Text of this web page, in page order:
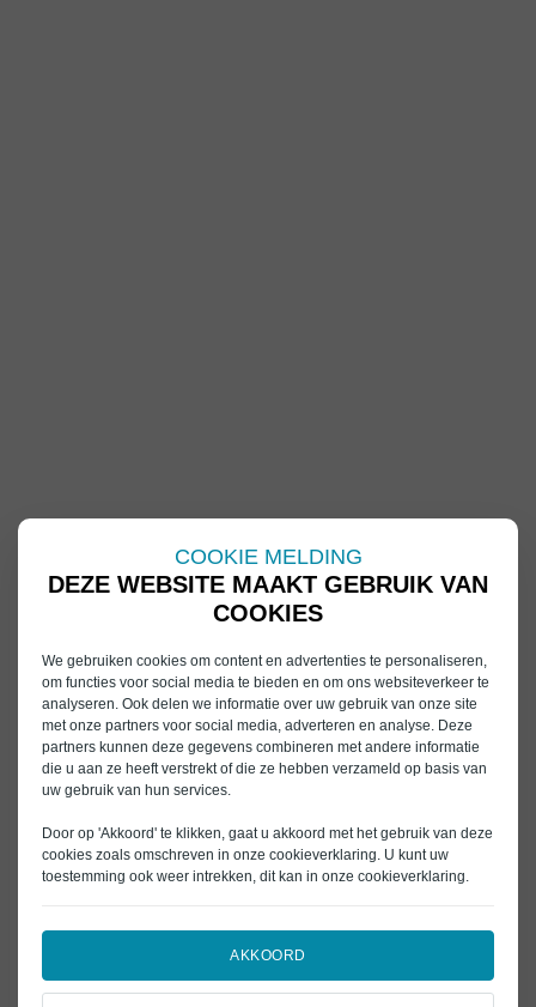
COOKIE MELDING
DEZE WEBSITE MAAKT GEBRUIK VAN
COOKIES
We gebruiken cookies om content en advertenties te personaliseren,
om functies voor social media te bieden en om ons websiteverkeer te
analyseren. Ook delen we informatie over uw gebruik van onze site
met onze partners voor social media, adverteren en analyse. Deze
partners kunnen deze gegevens combineren met andere informatie
die u aan ze heeft verstrekt of die ze hebben verzameld op basis van
uw gebruik van hun services.
Door op 'Akkoord' te klikken, gaat u akkoord met het gebruik van deze
cookies zoals omschreven in onze cookieverklaring. U kunt uw
toestemming ook weer intrekken, dit kan in onze cookieverklaring.
AKKOORD